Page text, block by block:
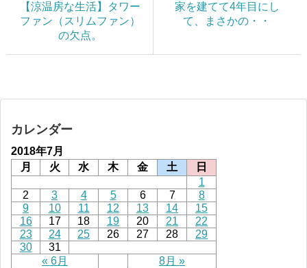
【涼温房な生活】タワー
ファン（スリムファン）
の欠点。
家を建てて4年目にし
て、まさかの・・
カレンダー
2018年7月
月
火 水 木 金 土 日
« 6月 8月 »
1
2
3 4 5 6 7
8
9
10 11 12 13 14
15
16
17 18 19 20 21
22
23
24 25 26 27 28
29
30
31